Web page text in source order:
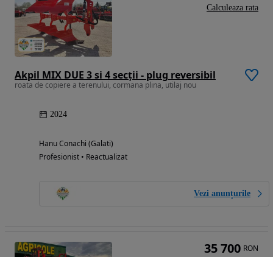
Akpil MIX DUE 3 si 4 secții - plug reversibil
roata de copiere a terenului, cormana plina, utilaj nou
2024
Hanu Conachi (Galati)
Profesionist • Reactualizat
Vezi anunțurile
Calculeaza rata
35 700 RON